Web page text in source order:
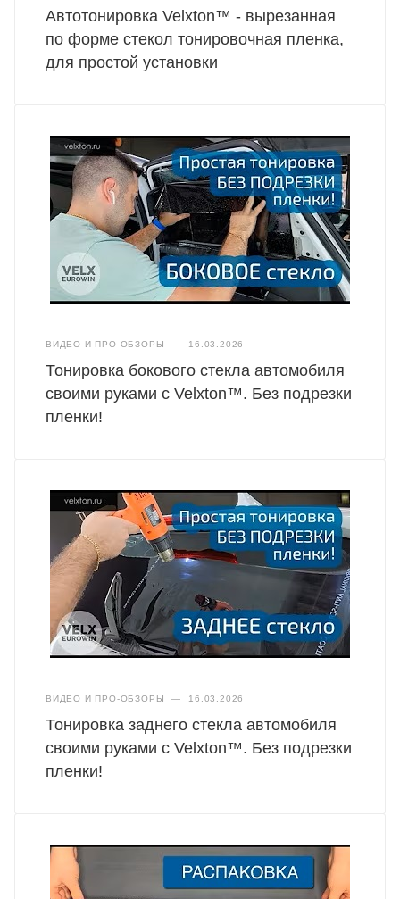
Автотонировка Velxton™ - вырезанная
по форме стекол тонировочная пленка,
для простой установки
ВИДЕО И ПРО-ОБЗОРЫ — 16.03.2026
Тонировка бокового стекла автомобиля
своими руками с Velxton™. Без подрезки
пленки!
ВИДЕО И ПРО-ОБЗОРЫ — 16.03.2026
Тонировка заднего стекла автомобиля
своими руками с Velxton™. Без подрезки
пленки!